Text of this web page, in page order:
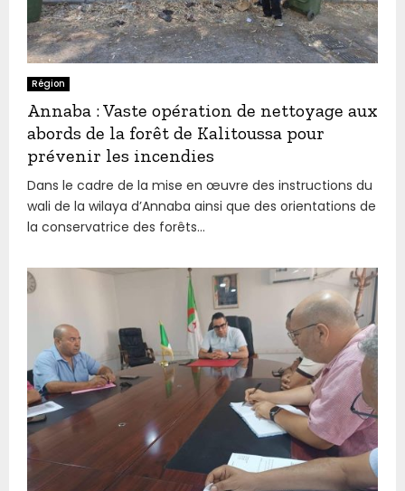
Région
Annaba : Vaste opération de nettoyage aux
abords de la forêt de Kalitoussa pour
prévenir les incendies
Dans le cadre de la mise en œuvre des instructions du
wali de la wilaya d’Annaba ainsi que des orientations de
la conservatrice des forêts...